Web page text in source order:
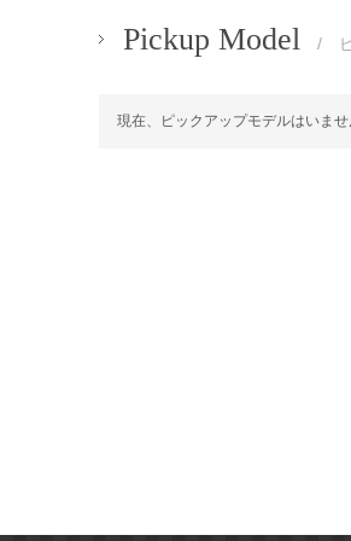
Pickup Model / ピ
現在、ピックアップモデルはいませ